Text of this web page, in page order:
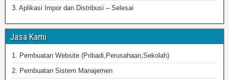
3. Aplikasi Impor dan Distribusi – Selesai
Jasa Kami
1. Pembuatan Website (Pribadi,Perusahaan,Sekolah)
2. Pembuatan Sistem Manajemen